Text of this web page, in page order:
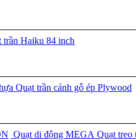
trần Haiku 84 inch
Quạt trần cánh gỗ ép Plywood
Quạt di động MEGA Quạt